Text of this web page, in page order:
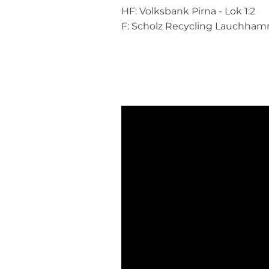
HF: Volksbank Pirna - Lok 1:2
F: Scholz Recycling